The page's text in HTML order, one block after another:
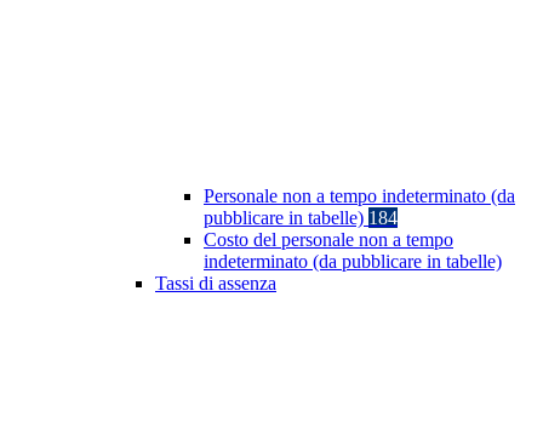
Personale non a tempo indeterminato (da
pubblicare in tabelle) 184
Costo del personale non a tempo
indeterminato (da pubblicare in tabelle)
Tassi di assenza